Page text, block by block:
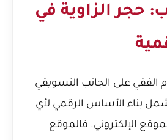
حجر الزاوية في
الفقي على الجانب التسويقي
بناء الأساس الرقمي لأي
الإلكتروني. فالموقع